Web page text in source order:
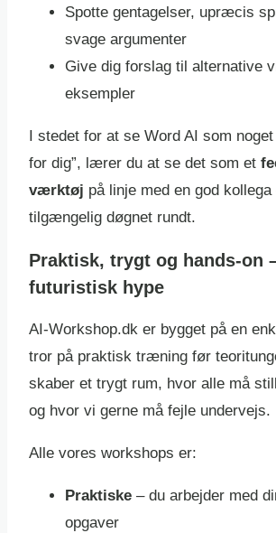
Spotte gentagelser, upræcis
svage argumenter
Give dig forslag til alternative
eksempler
I stedet for at se Word AI som
for dig”, lærer du at se det som et
værktøj på linje med en god kollega
tilgængelig døgnet rundt.
Praktisk, trygt og hands-on
futuristisk hype
AI-Workshop.dk er bygget på en
tror på praktisk træning før
skaber et trygt rum, hvor alle må
og hvor vi gerne må fejle undervejs.
Alle vores workshops er:
Praktiske – du arbejder med
opgaver